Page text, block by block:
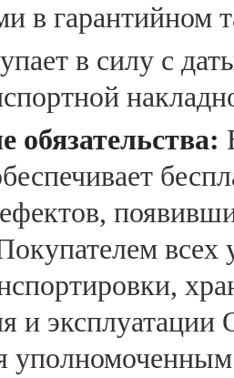
в гарантийном
в силу с
обязательства:
и